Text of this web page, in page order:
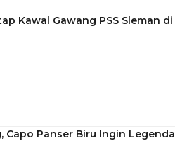
Kawal Gawang PSS Sleman di
Capo Panser Biru Ingin Legenda